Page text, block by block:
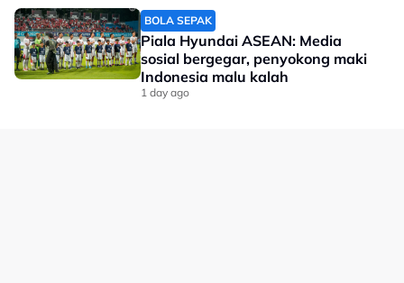
BOLA SEPAK
Piala Hyundai ASEAN: Media
sosial bergegar, penyokong maki
Indonesia malu kalah
1 day ago